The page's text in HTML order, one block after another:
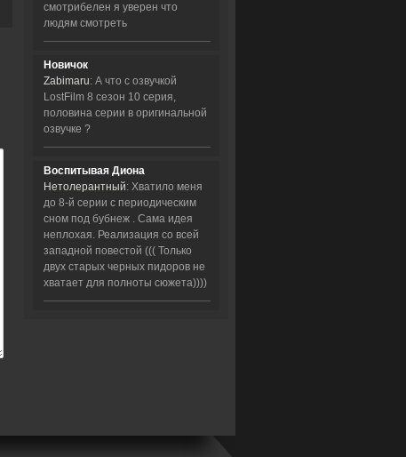
смотрибелен я уверен что
людям смотреть
Новичок
Zabimaru: А что с озвучкой
LostFilm 8 сезон 10 серия,
половина серии в оригинальной
озвучке ?
Воспитывая Диона
Нетолерантный: Хватило меня
до 8-й серии с периодическим
сном под бубнеж . Сама идея
неплохая. Реализация со всей
западной повестой ((( Только
двух старых черных пидоров не
хватает для полноты сюжета))))